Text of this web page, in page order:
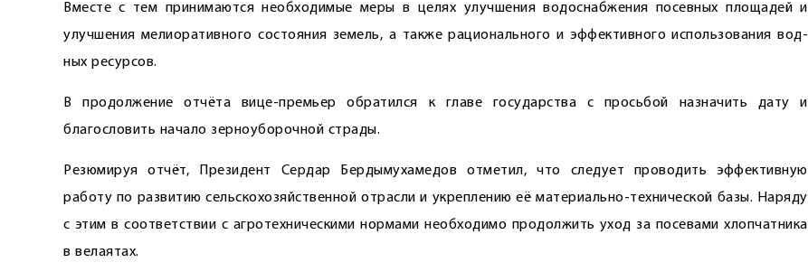
Вместе с тем принимаются необходимые меры в целях улучшения водоснабжения посевных площадей и
улучшения мелиоративного состоя­ния земель, а также рационального и эффективного использования вод­
ных ресурсов.
В продолжение отчёта вице-­премьер обратился к главе государства с просьбой назначить дату и
благословить начало зерноуборочной страды.
Резюмируя отчёт, Президент Сердар Бердымухамедов отметил, что следует проводить эффективную
работу по развитию сельскохозяйственной отрасли и укреплению её материально-технической базы. Наряду
с этим в соответствии с агротехническими нормами необходимо продолжить уход за посевами хлопчатника
в велаятах.